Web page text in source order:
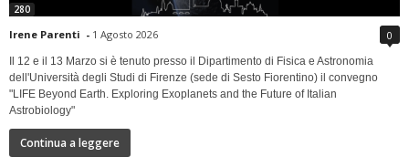
280
Irene Parenti - 1 Agosto 2026 0
Il 12 e il 13 Marzo si è tenuto presso il Dipartimento di Fisica e Astronomia
dell'Università degli Studi di Firenze (sede di Sesto Fiorentino) il convegno
"LIFE Beyond Earth. Exploring Exoplanets and the Future of Italian
Astrobiology"
Continua a leggere